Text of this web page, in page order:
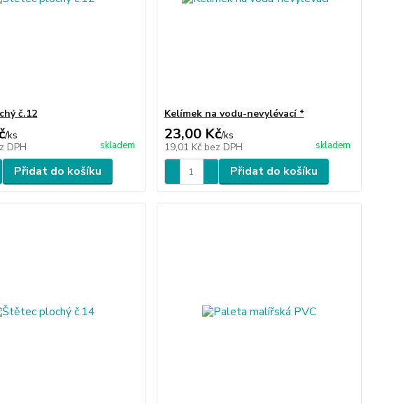
č.12
/ks
DPH skladem
Přidat do košíku
Kelímek na vodu-nevylévací *
23,00 Kč/ks
19,01 Kč bez DPH skladem
Přidat do košíku